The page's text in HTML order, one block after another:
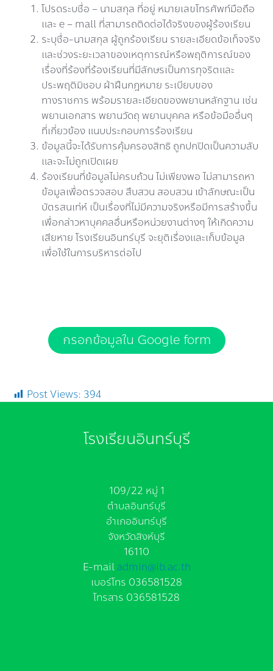
โปรดระบชื่อ – นามสกุล ที่อยู่ หมายเลขโทรศัพท์มือถือ
และ e – mall ที่สามารถติดต่อได้จริงของผู้ร้องเรียน
ระบุชื่อ-นามสกุล ผู้ถูกร้องเรียน รายละเอียดข้อเท็จจริง
และช่วงระยะเวลาของเหตุการณ์หรือพฤติการณ์ของ
เรื่องที่ร้องที่ร้องเรียนที่มีลักษรเป็นการทุจริตและ
ประพฤติมิชอบ ฝ่าฝืนกฎหมาย ระเบียบของ
ทางราชการ พร้อมรายละเอียดของพยานหลักฐาน เช่น
พยานเอกสาร พยานวัดถุ พยานบุคคล หรือข้อมืออื่นๆ
ที่เกี่ยวข้อง แนบประกอบการร้องเรียน
ข้อมูลนี้จะได้รับการคุ้มครองสิทธิ ถูกปกปิดเป็นความลับ
และจะไม่ถูกเปิดเผย
ร้องเรียนที่ข้อมูลไม่ครบถ้วน ไม่เพียงพอ ไม่สามารถหา
ข้อมูลเพื่อตรวจสอบ สืบสวน สอบสวน เข้าลักษณะเป็น
บัตรสนเท่ห์ เป็นเรื่องที่ไม่มีความจริงหรือมีการสร้างขึ้น
เพื่อกล่าวหาบุคคลอื่นหรือหน่วยงานต่างๆ ให้เกิดความ
เสียหาย โรงเรียนอินทร์บุรี จะยุติเรื่องและเก็บข้อมูล
เพื่อใช้ในการบริหารต่อไป
กรอกข้อมูลใน Google form
Post Views: 394
โรงเรียนอินทร์บุรี
109/22 หมู่ 1
ตำบลอินทร์บุรี
อำเภออินทร์บุรี
จังหวัดสิงห์บุรี
16110
E-mail admin@ib.ac.th
เบอร์โทร 036581528
โทรสาร 036581528